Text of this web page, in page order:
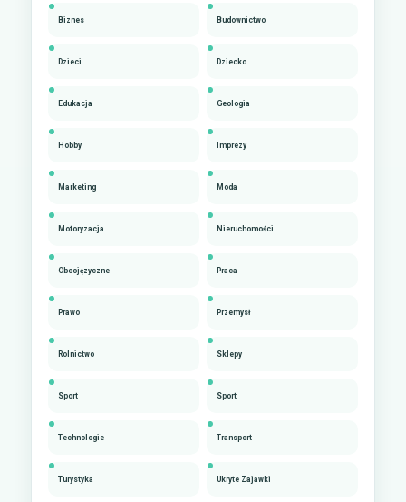
Biznes Budownictwo
Dzieci Dziecko
Edukacja Geologia
Hobby Imprezy
Marketing Moda
Motoryzacja Nieruchomości
Obcojęzyczne Praca
Prawo Przemysł
Rolnictwo Sklepy
Sport Sport
Technologie Transport
Turystyka Ukryte Zajawki